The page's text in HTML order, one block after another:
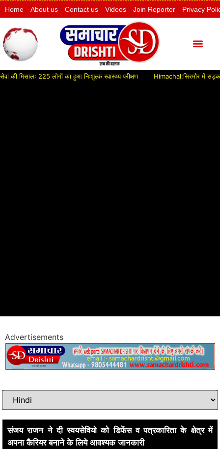
Home About us Contact us Videos Join Reporter Privacy
225 लोगों का हुआ निःशुल्क स्वास्थ्य परीक्षण Himachal:सिरमौर में सड़क विकास
Advertisements
संजय राजन ने दी स्वयसेवियो को डिफेंस व पत्रकारिता के क्षेत्र में
अपना कैरियर बनाने के लिये आवश्यक जानकारी